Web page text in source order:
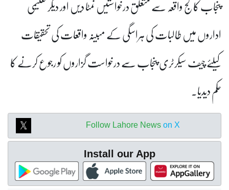
پنجاب کالج واقعہ سے متعلق درخواستیں نمٹا دیں اور دیگر تعلیمی
اداروں میں طالبات کی ہراسگی کے مبینہ واقعات کی تحقیقات
کیلئے چیف سیکرٹری پنجاب سے درخواست گزاروں کو رجوع کرنے کا
حکم دیدیا۔
Follow Lahore News on X
Install our App